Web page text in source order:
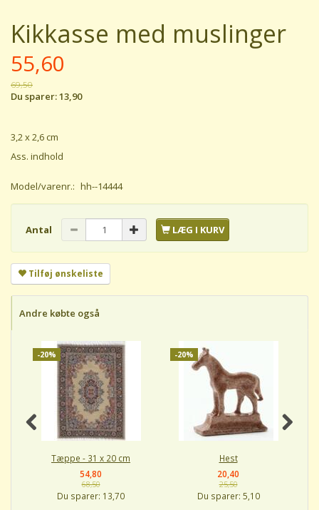
Kikkasse med muslinger
55,60
69,50
Du sparer:13,90
3,2 x 2,6 cm
Ass. indhold
Model/varenr.: hh--14444
Antal LÆG I KURV
Tilføj ønskeliste
Andre købte også
-20%
Tæppe - 31 x 20 cm
54,80
68,50
Du sparer: 13,70
-20%
Hest
20,40
25,50
Du sparer: 5,10